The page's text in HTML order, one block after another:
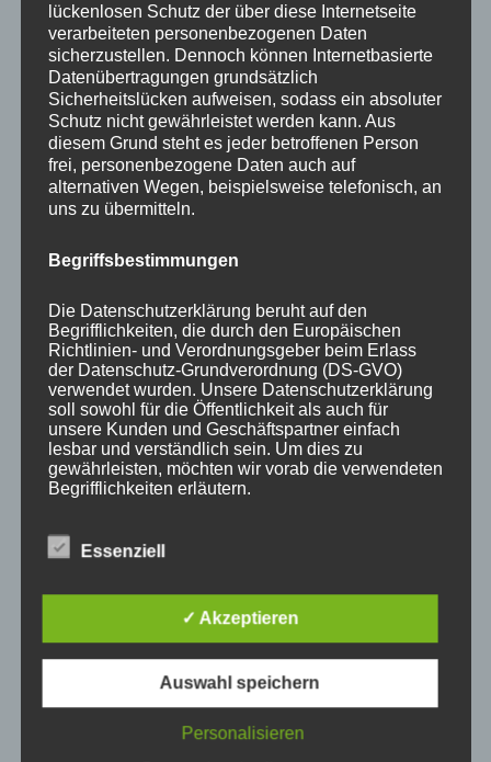
NEWS ABONNIEREN?
Your email:
KATEGORIEN
Aktuelle Fakten und Umfragen
Aktuelles vom MP
Impulse zur persönlichen Reflexion
Training und Coaching
NEUESTE BEITRÄGE
lückenlosen Schutz der über diese Internetseite
verarbeiteten personenbezogenen Daten
sicherzustellen. Dennoch können Internetbasierte
Datenübertragungen grundsätzlich
Sicherheitslücken aufweisen, sodass ein absoluter
Schutz nicht gewährleistet werden kann. Aus
diesem Grund steht es jeder betroffenen Person
frei, personenbezogene Daten auch auf
alternativen Wegen, beispielsweise telefonisch, an
uns zu übermitteln.
Begriffsbestimmungen
Die Datenschutzerklärung beruht auf den
Begrifflichkeiten, die durch den Europäischen
Richtlinien- und Verordnungsgeber beim Erlass
der Datenschutz-Grundverordnung (DS-GVO)
verwendet wurden. Unsere Datenschutzerklärung
soll sowohl für die Öffentlichkeit als auch für
unsere Kunden und Geschäftspartner einfach
lesbar und verständlich sein. Um dies zu
gewährleisten, möchten wir vorab die verwendeten
Begrifflichkeiten erläutern.
Wir verwenden in dieser Datenschutzerklärung
unter anderem die folgenden Begriffe:
a) personenbezogene Daten
Personenbezogene Daten sind alle
Informationen, die sich auf eine identifizierte
Essenziell
✓ Akzeptieren
Auswahl speichern
Personalisieren